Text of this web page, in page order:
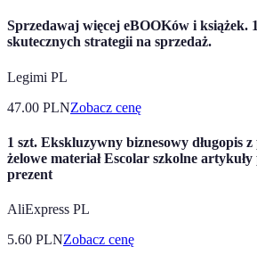
Sprzedawaj więcej eBOOKów i książek.
skutecznych strategii na sprzedaż.
Legimi PL
47.00 PLNZobacz cenę
1 szt. Ekskluzywny biznesowy długopis z
żelowe materiał Escolar szkolne
prezent
AliExpress PL
5.60 PLNZobacz cenę